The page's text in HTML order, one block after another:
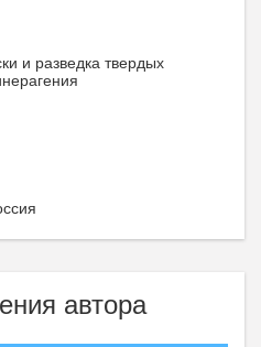
и разведка твердых
автора